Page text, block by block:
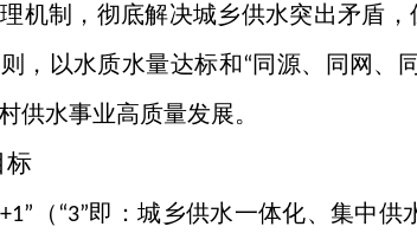
机制，彻底解决城乡供水突出矛盾
，以水质水量达标和“ 同源、同网、
供水事业高质量发展。
标
（ “3”即：城乡供水一体化、集中供